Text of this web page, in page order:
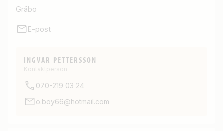
Gråbo
E-post
INGVAR PETTERSSON
Kontaktperson
070-219 03 24
o.boy66@hotmail.com